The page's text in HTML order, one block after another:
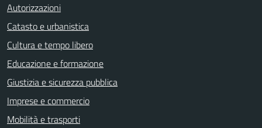
Autorizzazioni
Catasto e urbanistica
Cultura e tempo libero
Educazione e formazione
Giustizia e sicurezza pubblica
Imprese e commercio
Mobilità e trasporti